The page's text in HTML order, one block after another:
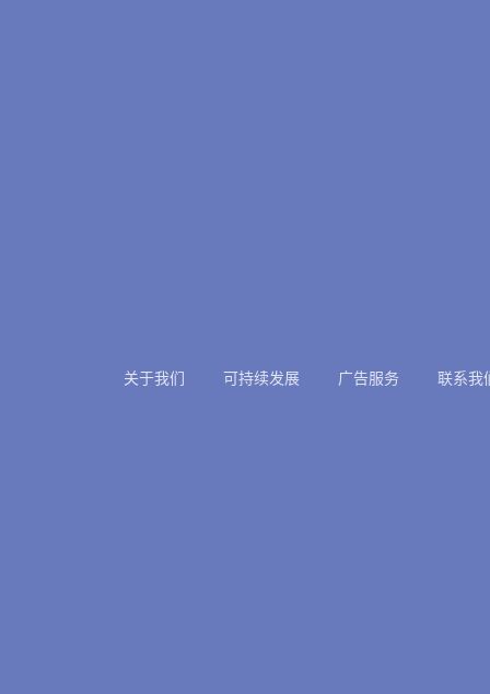
关于我们 可持续发展 广告服务 联系我